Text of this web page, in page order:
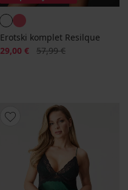
Erotski komplet Resilque
Popust
29,00 € Prvobitna cijena
57,99 €